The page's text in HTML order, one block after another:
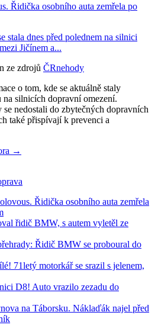
Řidička osobního auta zemřela po
stala dnes před polednem na silnici
Jičínem a...
ze zdrojů ČRnehody
o tom, kde se aktuálně staly
silnicích dopravní omezení.
nedostali do zbytečných dopravních
také přispívají k prevenci a
→
Řidička osobního auta zemřela
řidič BMW, s autem vyletěl ze
Řidič BMW se proboural do
71letý motorkář se srazil s jelenem,
D8! Auto vrazilo zezadu do
na Táborsku. Náklaďák najel před